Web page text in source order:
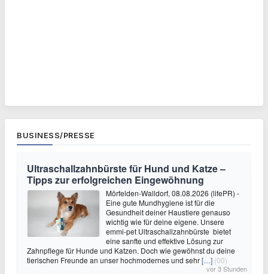
BUSINESS/PRESSE
Ultraschallzahnbürste für Hund und Katze –
Tipps zur erfolgreichen Eingewöhnung
Mörfelden-Walldorf, 08.08.2026 (lifePR) -
Eine gute Mundhygiene ist für die
Gesundheit deiner Haustiere genauso
wichtig wie für deine eigene. Unsere
emmi-pet Ultraschallzahnbürste bietet
eine sanfte und effektive Lösung zur
Zahnpflege für Hunde und Katzen. Doch wie gewöhnst du deine
tierischen Freunde an unser hochmodernes und sehr[…] (00)
vor 3 Stunden